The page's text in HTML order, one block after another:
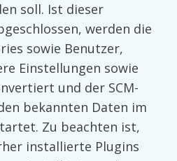
soll. Ist dieser
werden die
sowie Benutzer,
Einstellungen sowie
und der SCM-
bekannten Daten im
Zu beachten ist,
installierte Plugins